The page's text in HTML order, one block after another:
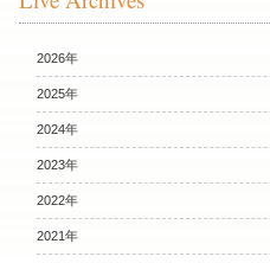
2026年
2025年
2024年
2023年
2022年
2021年